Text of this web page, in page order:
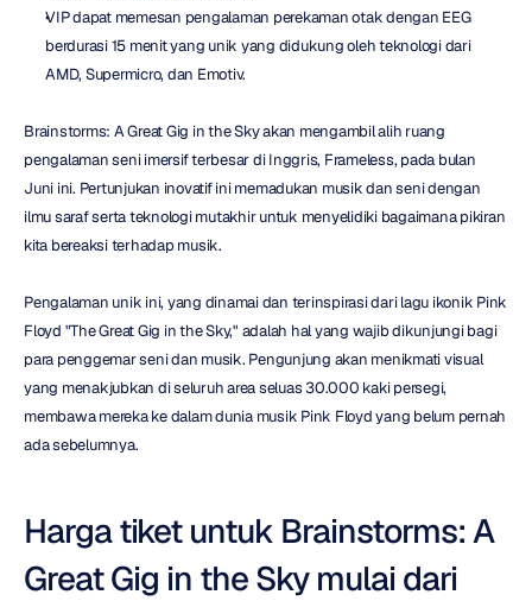
VIP dapat memesan pengalaman perekaman otak dengan EEG
berdurasi 15 menit yang unik yang didukung oleh teknologi dari
AMD, Supermicro, dan Emotiv.
Brainstorms: A Great Gig in the Sky akan mengambil alih ruang
pengalaman seni imersif terbesar di Inggris, Frameless, pada bulan
Juni ini. Pertunjukan inovatif ini memadukan musik dan seni dengan
ilmu saraf serta teknologi mutakhir untuk menyelidiki bagaimana pikiran
kita bereaksi terhadap musik.
Pengalaman unik ini, yang dinamai dan terinspirasi dari lagu ikonik Pink
Floyd "The Great Gig in the Sky," adalah hal yang wajib dikunjungi bagi
para penggemar seni dan musik. Pengunjung akan menikmati visual
yang menakjubkan di seluruh area seluas 30.000 kaki persegi,
membawa mereka ke dalam dunia musik Pink Floyd yang belum pernah
ada sebelumnya.
Harga tiket untuk Brainstorms: A
Great Gig in the Sky mulai dari